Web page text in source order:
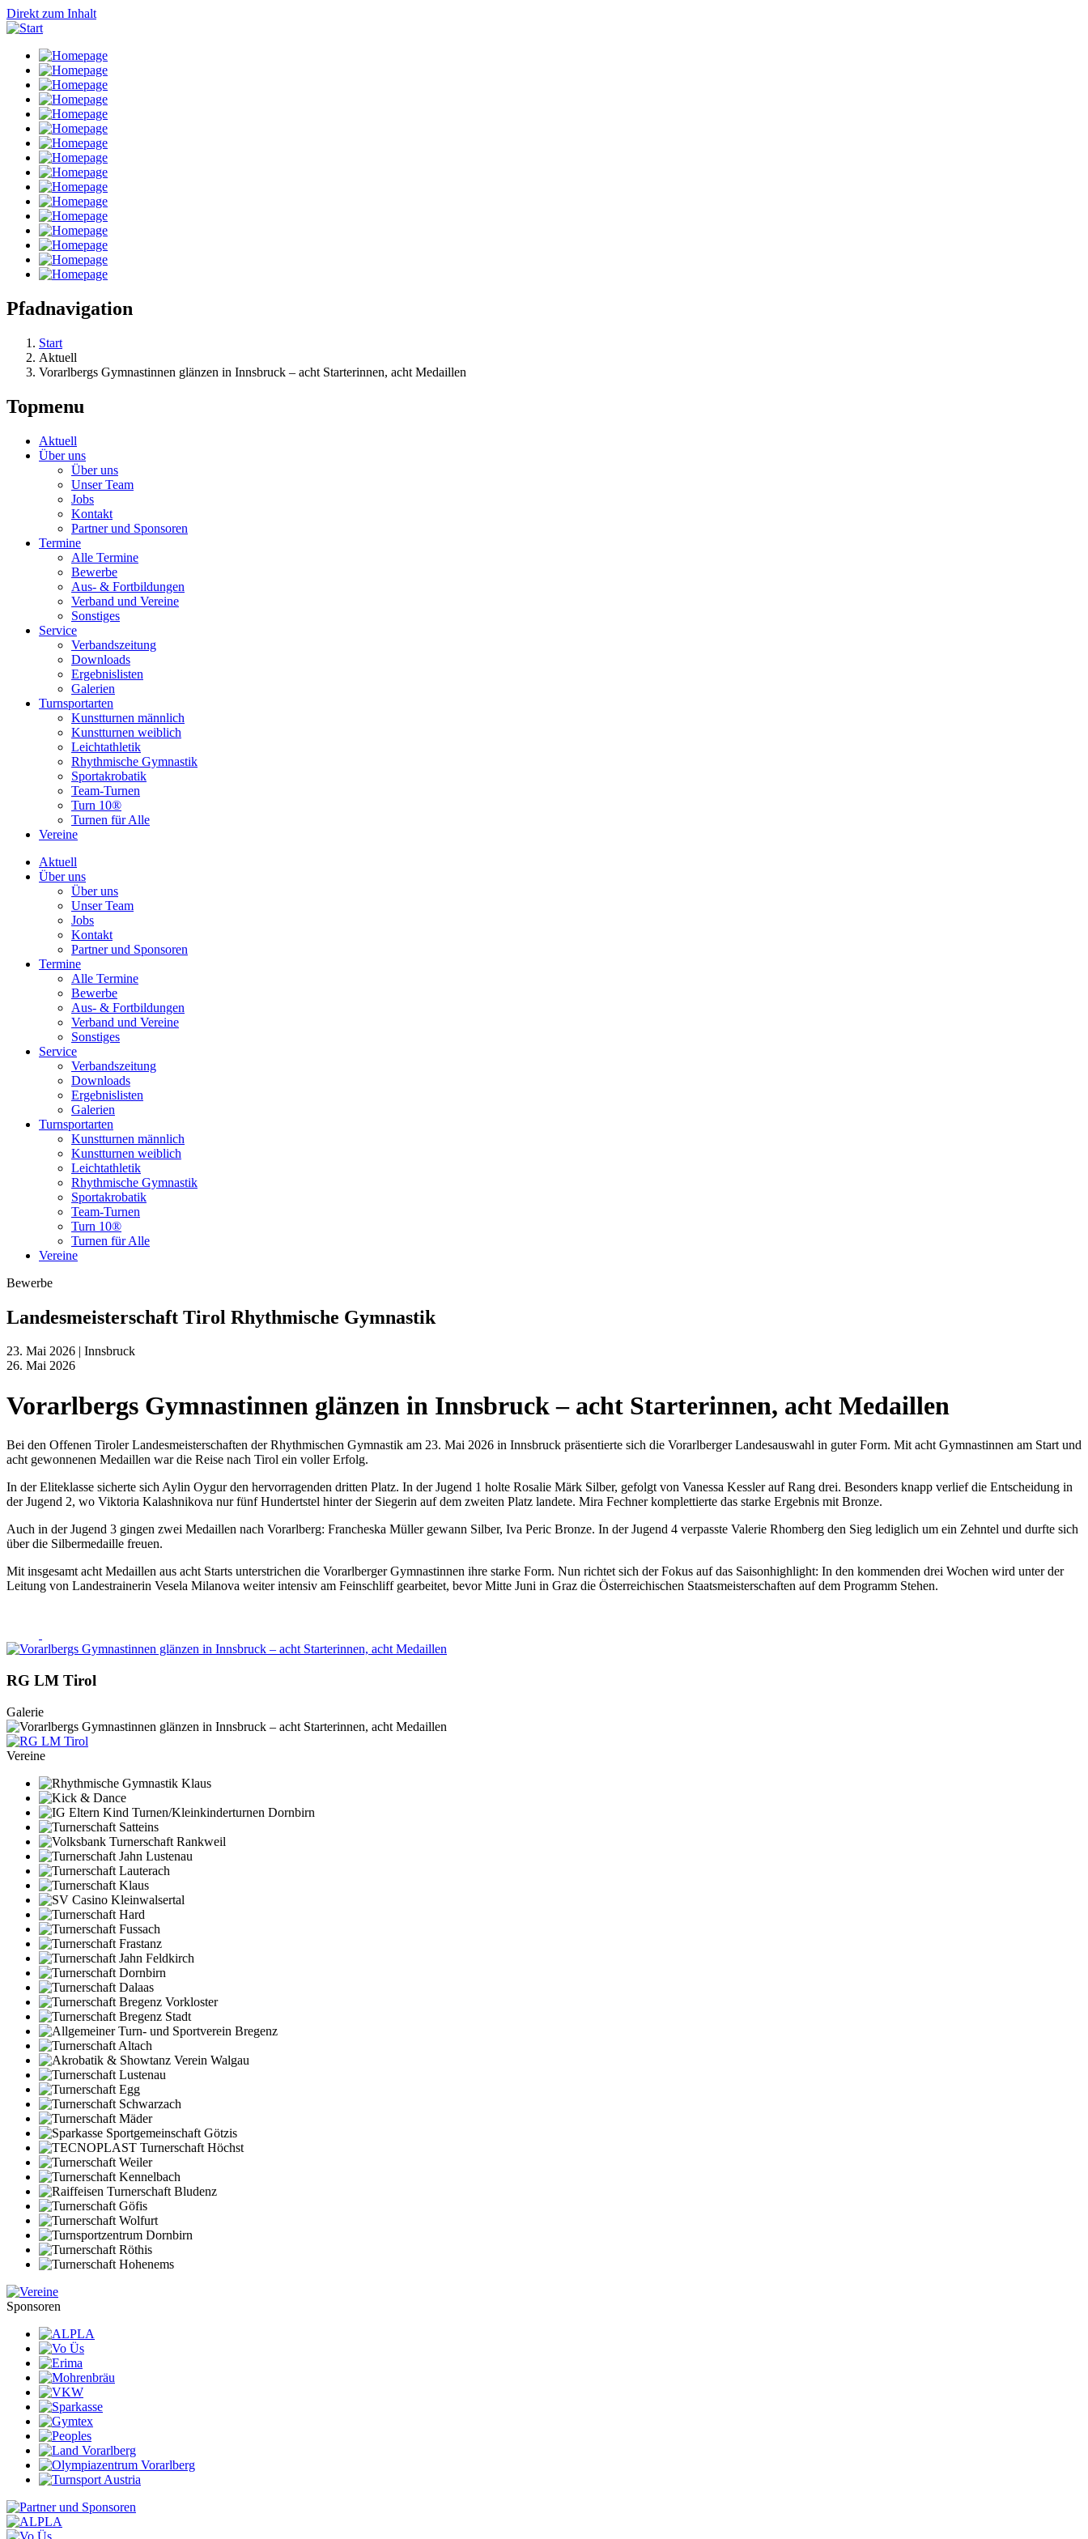
Direkt zum Inhalt
Pfadnavigation
Start
Aktuell
Vorarlbergs Gymnastinnen glänzen in Innsbruck – acht Starterinnen, acht Medaillen
Topmenu
Aktuell
Über uns
Über uns
Unser Team
Jobs
Kontakt
Partner und Sponsoren
Termine
Alle Termine
Bewerbe
Aus- & Fortbildungen
Verband und Vereine
Sonstiges
Service
Verbandszeitung
Downloads
Ergebnislisten
Galerien
Turnsportarten
Kunstturnen männlich
Kunstturnen weiblich
Leichtathletik
Rhythmische Gymnastik
Sportakrobatik
Team-Turnen
Turn 10®
Turnen für Alle
Vereine
Aktuell
Über uns
Über uns
Unser Team
Jobs
Kontakt
Partner und Sponsoren
Termine
Alle Termine
Bewerbe
Aus- & Fortbildungen
Verband und Vereine
Sonstiges
Service
Verbandszeitung
Downloads
Ergebnislisten
Galerien
Turnsportarten
Kunstturnen männlich
Kunstturnen weiblich
Leichtathletik
Rhythmische Gymnastik
Sportakrobatik
Team-Turnen
Turn 10®
Turnen für Alle
Vereine
Bewerbe
Landesmeisterschaft Tirol Rhythmische Gymnastik
23. Mai 2026 | Innsbruck
26. Mai 2026
Vorarlbergs Gymnastinnen glänzen in Innsbruck – acht Starterinnen, acht Medaillen
Bei den Offenen Tiroler Landesmeisterschaften der Rhythmischen Gymnastik am 23. Mai 2026 in Innsbruck präsentierte sich die Vorarlberger Landesauswahl in guter Form. Mit acht Gymnastinnen am Start und
acht gewonnenen Medaillen war die Reise nach Tirol ein voller Erfolg.
In der Eliteklasse sicherte sich Aylin Oygur den hervorragenden dritten Platz. In der Jugend 1 holte Rosalie Märk Silber, gefolgt von Vanessa Kessler auf Rang drei. Besonders knapp verlief die Entscheidung in
der Jugend 2, wo Viktoria Kalashnikova nur fünf Hundertstel hinter der Siegerin auf dem zweiten Platz landete. Mira Fechner komplettierte das starke Ergebnis mit Bronze.
Auch in der Jugend 3 gingen zwei Medaillen nach Vorarlberg: Francheska Müller gewann Silber, Iva Peric Bronze. In der Jugend 4 verpasste Valerie Rhomberg den Sieg lediglich um ein Zehntel und durfte sich
über die Silbermedaille freuen.
Mit insgesamt acht Medaillen aus acht Starts unterstrichen die Vorarlberger Gymnastinnen ihre starke Form. Nun richtet sich der Fokus auf das Saisonhighlight: In den kommenden drei Wochen wird unter der
Leitung von Landestrainerin Vesela Milanova weiter intensiv am Feinschliff gearbeitet, bevor Mitte Juni in Graz die Österreichischen Staatsmeisterschaften auf dem Programm Stehen.
RG LM Tirol
Galerie
Vereine
Sponsoren